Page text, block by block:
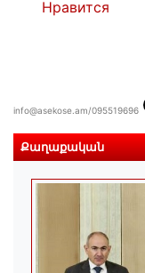
Нравится
info@asekose.am/095519696
Քաղաքական